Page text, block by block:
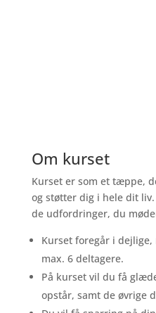
Om kurset
Kurset er som et tæppe,
og støtter dig i hele dit
de udfordringer, du
Kurset foregår i
max. 6 deltagere.
På kurset vil du få
opstår, samt de øvrige